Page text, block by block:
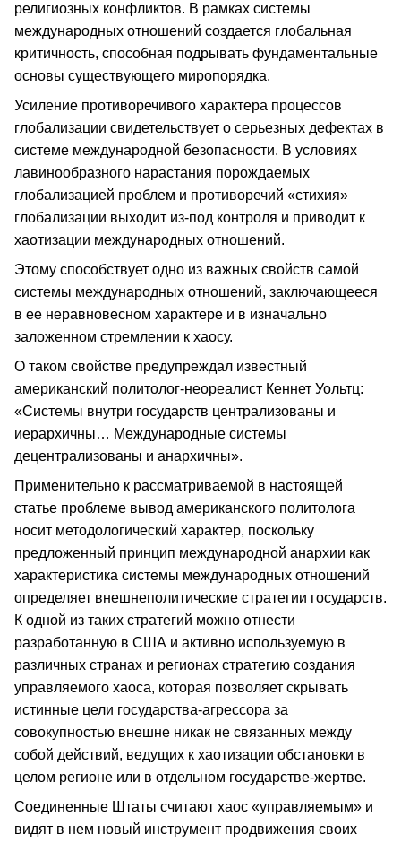
религиозных конфликтов. В рамках системы
международных отношений создается глобальная
критичность, способная подрывать фундаментальные
основы существующего миропорядка.
Усиление противоречивого характера процессов
глобализации свидетельствует о серьезных дефектах в
системе международной безопасности. В условиях
лавинообразного нарастания порождаемых
глобализацией проблем и противоречий «стихия»
глобализации выходит из-под контроля и приводит к
хаотизации международных отношений.
Этому способствует одно из важных свойств самой
системы международных отношений, заключающееся
в ее неравновесном характере и в изначально
заложенном стремлении к хаосу.
О таком свойстве предупреждал известный
американский политолог-неореалист Кеннет Уольтц:
«Системы внутри государств централизованы и
иерархичны… Международные системы
децентрализованы и анархичны».
Применительно к рассматриваемой в настоящей
статье проблеме вывод американского политолога
носит методологический характер, поскольку
предложенный принцип международной анархии как
характеристика системы международных отношений
определяет внешнеполитические стратегии государств.
К одной из таких стратегий можно отнести
разработанную в США и активно используемую в
различных странах и регионах стратегию создания
управляемого хаоса, которая позволяет скрывать
истинные цели государства-агрессора за
совокупностью внешне никак не связанных между
собой действий, ведущих к хаотизации обстановки в
целом регионе или в отдельном государстве-жертве.
Соединенные Штаты считают хаос «управляемым» и
видят в нем новый инструмент продвижения своих